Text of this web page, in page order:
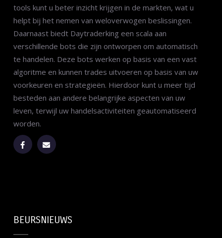
tools kunt u beter inzicht krijgen in de markten, wat u
helpt bij het nemen van weloverwogen beslissingen.
Daarnaast biedt Daytraderking een scala aan
verschillende bots die zijn ontworpen om automatisch
te handelen. Deze bots werken op basis van een vast
algoritme en kunnen trades uitvoeren op basis van uw
voorkeuren en strategieën. Hierdoor kunt u meer tijd
besteden aan andere belangrijke aspecten van uw
leven, terwijl uw handelsactiviteiten geautomatiseerd
worden.
BEURSNIEUWS